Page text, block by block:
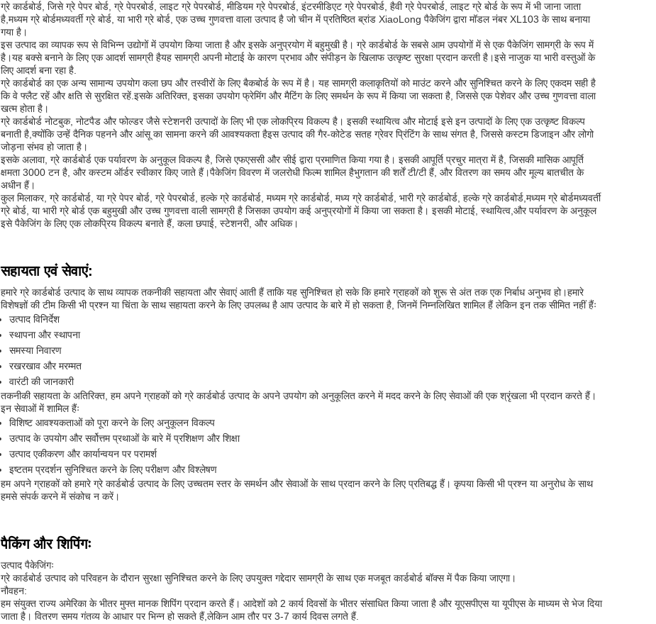
ग्रे कार्डबोर्ड, जिसे ग्रे पेपर बोर्ड, ग्रे पेपरबोर्ड, लाइट ग्रे पेपरबोर्ड, मीडियम ग्रे पेपरबोर्ड, इंटरमीडिएट ग्रे पेपरबोर्ड, हैवी ग्रे पेपरबोर्ड, लाइट ग्रे बोर्ड के रूप में भी जाना जाता
है,मध्यम ग्रे बोर्डमध्यवर्ती ग्रे बोर्ड, या भारी ग्रे बोर्ड, एक उच्च गुणवत्ता वाला उत्पाद है जो चीन में प्रतिष्ठित ब्रांड XiaoLong पैकेजिंग द्वारा मॉडल नंबर XL103 के साथ बनाया
गया है।
इस उत्पाद का व्यापक रूप से विभिन्न उद्योगों में उपयोग किया जाता है और इसके अनुप्रयोग में बहुमुखी है। ग्रे कार्डबोर्ड के सबसे आम उपयोगों में से एक पैकेजिंग सामग्री के रूप में
है।यह बक्से बनाने के लिए एक आदर्श सामग्री हैयह सामग्री अपनी मोटाई के कारण प्रभाव और संपीड़न के खिलाफ उत्कृष्ट सुरक्षा प्रदान करती है।इसे नाजुक या भारी वस्तुओं के
लिए आदर्श बना रहा है.
ग्रे कार्डबोर्ड का एक अन्य सामान्य उपयोग कला छप और तस्वीरों के लिए बैकबोर्ड के रूप में है। यह सामग्री कलाकृतियों को माउंट करने और सुनिश्चित करने के लिए एकदम सही है
कि वे फ्लैट रहें और क्षति से सुरक्षित रहें.इसके अतिरिक्त, इसका उपयोग फ्रेमिंग और मैटिंग के लिए समर्थन के रूप में किया जा सकता है, जिससे एक पेशेवर और उच्च गुणवत्ता वाला
खत्म होता है।
ग्रे कार्डबोर्ड नोटबुक, नोटपैड और फोल्डर जैसे स्टेशनरी उत्पादों के लिए भी एक लोकप्रिय विकल्प है। इसकी स्थायित्व और मोटाई इसे इन उत्पादों के लिए एक उत्कृष्ट विकल्प
बनाती है,क्योंकि उन्हें दैनिक पहनने और आंसू का सामना करने की आवश्यकता हैइस उत्पाद की गैर-कोटेड सतह ग्रेवर प्रिंटिंग के साथ संगत है, जिससे कस्टम डिजाइन और लोगो
जोड़ना संभव हो जाता है।
इसके अलावा, ग्रे कार्डबोर्ड एक पर्यावरण के अनुकूल विकल्प है, जिसे एफएससी और सीई द्वारा प्रमाणित किया गया है। इसकी आपूर्ति प्रचुर मात्रा में है, जिसकी मासिक आपूर्ति
क्षमता 3000 टन है, और कस्टम ऑर्डर स्वीकार किए जाते हैं।पैकेजिंग विवरण में जलरोधी फिल्म शामिल हैभुगतान की शर्तें टी/टी हैं, और वितरण का समय और मूल्य बातचीत के
अधीन हैं।
कुल मिलाकर, ग्रे कार्डबोर्ड, या ग्रे पेपर बोर्ड, ग्रे पेपरबोर्ड, हल्के ग्रे कार्डबोर्ड, मध्यम ग्रे कार्डबोर्ड, मध्य ग्रे कार्डबोर्ड, भारी ग्रे कार्डबोर्ड, हल्के ग्रे कार्डबोर्ड,मध्यम ग्रे बोर्डमध्यवर्ती
ग्रे बोर्ड, या भारी ग्रे बोर्ड एक बहुमुखी और उच्च गुणवत्ता वाली सामग्री है जिसका उपयोग कई अनुप्रयोगों में किया जा सकता है। इसकी मोटाई, स्थायित्व,और पर्यावरण के अनुकूल
इसे पैकेजिंग के लिए एक लोकप्रिय विकल्प बनाते हैं, कला छपाई, स्टेशनरी, और अधिक।
सहायता एवं सेवाएं:
हमारे ग्रे कार्डबोर्ड उत्पाद के साथ व्यापक तकनीकी सहायता और सेवाएं आती हैं ताकि यह सुनिश्चित हो सके कि हमारे ग्राहकों को शुरू से अंत तक एक निर्बाध अनुभव हो।हमारे
विशेषज्ञों की टीम किसी भी प्रश्न या चिंता के साथ सहायता करने के लिए उपलब्ध है आप उत्पाद के बारे में हो सकता है, जिनमें निम्नलिखित शामिल हैं लेकिन इन तक सीमित नहीं हैंः
उत्पाद विनिर्देश
स्थापना और स्थापना
समस्या निवारण
रखरखाव और मरम्मत
वारंटी की जानकारी
तकनीकी सहायता के अतिरिक्त, हम अपने ग्राहकों को ग्रे कार्डबोर्ड उत्पाद के अपने उपयोग को अनुकूलित करने में मदद करने के लिए सेवाओं की एक श्रृंखला भी प्रदान करते हैं।
इन सेवाओं में शामिल हैंः
विशिष्ट आवश्यकताओं को पूरा करने के लिए अनुकूलन विकल्प
उत्पाद के उपयोग और सर्वोत्तम प्रथाओं के बारे में प्रशिक्षण और शिक्षा
उत्पाद एकीकरण और कार्यान्वयन पर परामर्श
इष्टतम प्रदर्शन सुनिश्चित करने के लिए परीक्षण और विश्लेषण
हम अपने ग्राहकों को हमारे ग्रे कार्डबोर्ड उत्पाद के लिए उच्चतम स्तर के समर्थन और सेवाओं के साथ प्रदान करने के लिए प्रतिबद्ध हैं। कृपया किसी भी प्रश्न या अनुरोध के साथ
हमसे संपर्क करने में संकोच न करें।
पैकिंग और शिपिंगः
उत्पाद पैकेजिंगः
ग्रे कार्डबोर्ड उत्पाद को परिवहन के दौरान सुरक्षा सुनिश्चित करने के लिए उपयुक्त गद्देदार सामग्री के साथ एक मजबूत कार्डबोर्ड बॉक्स में पैक किया जाएगा।
नौवहन:
हम संयुक्त राज्य अमेरिका के भीतर मुफ्त मानक शिपिंग प्रदान करते हैं। आदेशों को 2 कार्य दिवसों के भीतर संसाधित किया जाता है और यूएसपीएस या यूपीएस के माध्यम से भेज दिया
जाता है। वितरण समय गंतव्य के आधार पर भिन्न हो सकते हैं,लेकिन आम तौर पर 3-7 कार्य दिवस लगते हैं.